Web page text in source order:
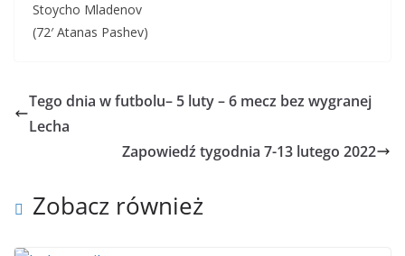
Stoycho Mladenov
(72′ Atanas Pashev)
Tego dnia w futbolu– 5 luty – 6 mecz bez wygranej
Lecha
Zapowiedź tygodnia 7-13 lutego 2022
Zobacz również